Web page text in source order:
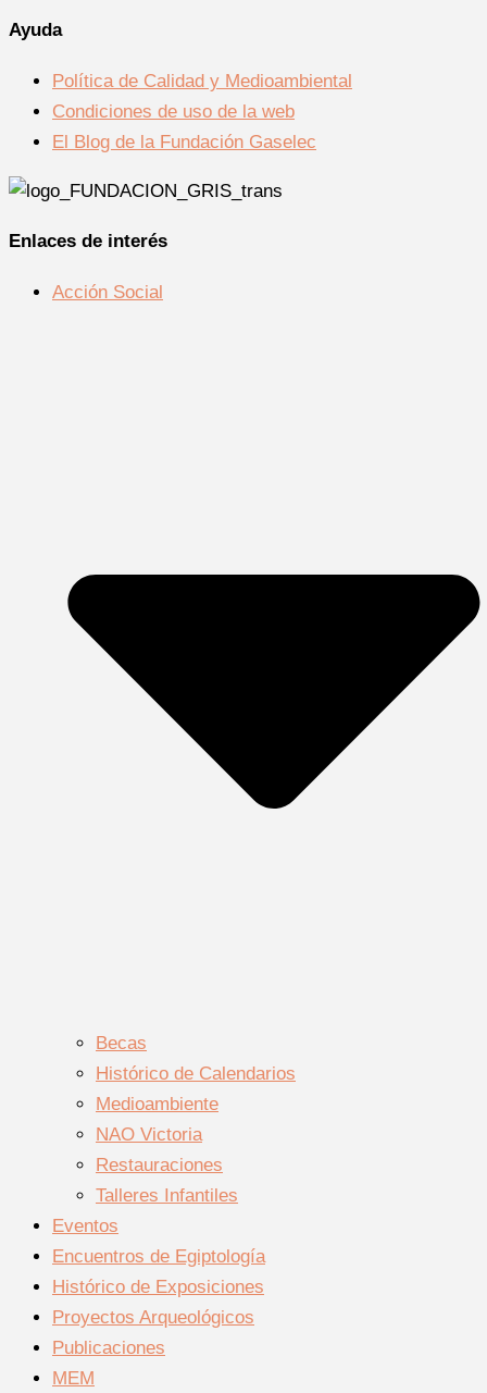
Ayuda
Política de Calidad y Medioambiental
Condiciones de uso de la web
El Blog de la Fundación Gaselec
Enlaces de interés
Acción Social
Becas
Histórico de Calendarios
Medioambiente
NAO Victoria
Restauraciones
Talleres Infantiles
Eventos
Encuentros de Egiptología
Histórico de Exposiciones
Proyectos Arqueológicos
Publicaciones
MEM